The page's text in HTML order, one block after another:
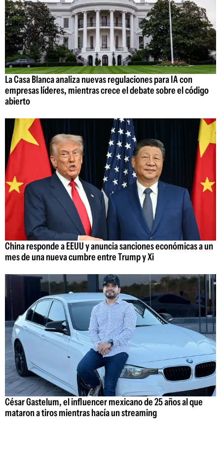
La Casa Blanca analiza nuevas regulaciones para IA con
empresas líderes, mientras crece el debate sobre el código
abierto
China responde a EEUU y anuncia sanciones económicas a un
mes de una nueva cumbre entre Trump y Xi
César Gastelum, el influencer mexicano de 25 años al que
mataron a tiros mientras hacía un streaming